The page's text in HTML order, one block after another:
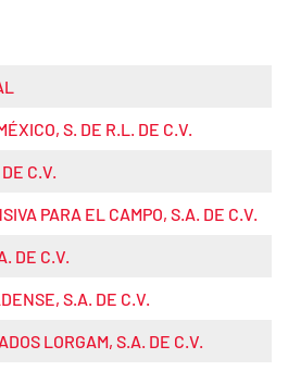
S. DE R.L. DE C.V.
C.V.
PARA EL CAMPO, S.A. DE C.V.
DE C.V.
S.A. DE C.V.
LORGAM, S.A. DE C.V.